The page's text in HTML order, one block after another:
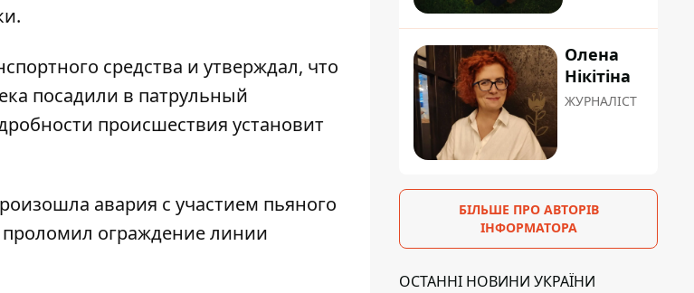
средства и утверждал, что
посадили в патрульный
происшествия установит
авария с участием пьяного
проломил ограждение линии
Олена
Нікітіна
ЖУРНАЛІСТ
БІЛЬШЕ ПРО АВТОРІВ
ІНФОРМАТОРА
ОСТАННІ НОВИНИ УКРАЇНИ